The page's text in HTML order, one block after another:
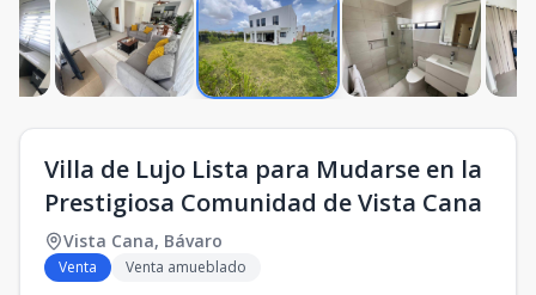
Villa de Lujo Lista para Mudarse en la
Prestigiosa Comunidad de Vista Cana
Vista Cana, Bávaro
Venta Venta amueblado